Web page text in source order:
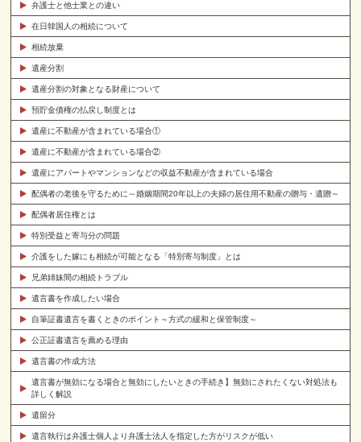
弁護士と他士業との違い
在日韓国人の相続について
相続放棄
遺産分割
遺産分割の対象となる財産について
預貯金債権の払戻し制度とは
遺産に不動産が含まれている場合①
遺産に不動産が含まれている場合②
遺産にアパートやマンションなどの収益不動産が含まれている場合
配偶者の老後を守るために～婚姻期間20年以上の夫婦の居住用不動産の贈与・遺贈～
配偶者居住権とは
特別受益と寄与分の問題
介護をした嫁にも相続が可能となる「特別寄与制度」とは
兄弟姉妹間の相続トラブル
遺言書を作成したい場合
自筆証書遺言を書くときのポイント～方式の緩和と保管制度～
公正証書遺言を薦める理由
遺言書の作成方法
遺言書が無効になる場合と無効にしたいときの手続き】無効にされたくない対処法も
詳しく解説
遺留分
遺言執行は弁護士個人より弁護士法人を指定した方がリスクが低い